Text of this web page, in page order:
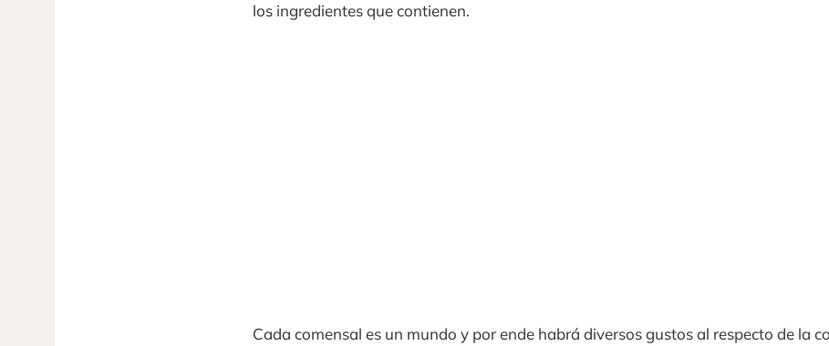
los ingredientes que contienen.
Cada comensal es un mundo y por ende habrá diversos gustos al respecto de la